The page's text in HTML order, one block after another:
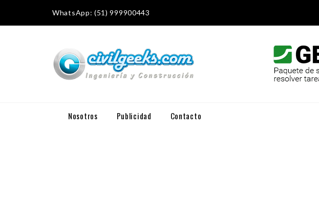
WhatsApp: (51) 999900443
Nosotros Publicidad Contacto